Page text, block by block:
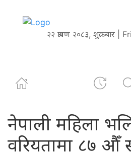
२२ श्रावण २०८३, शुक्रबार
नेपाली महिला
वरियतामा ८७ औँ